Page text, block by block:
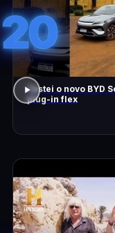
20
Testei o novo BYD
plug-in flex